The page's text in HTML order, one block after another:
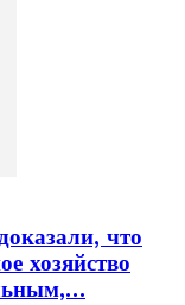
что
хозяйство